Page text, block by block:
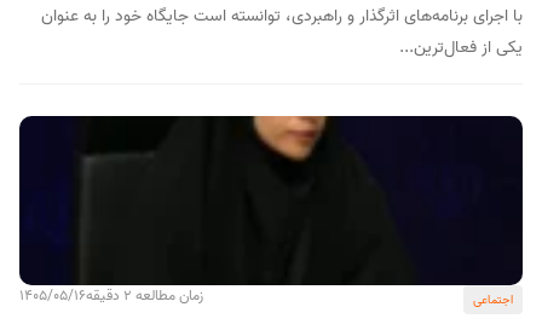
با اجرای برنامه‌های اثرگذار و راهبردی، توانسته است جایگاه خود را به عنوان
یکی از فعال‌ترین...
اجتماعی زمان مطالعه 2 دقیقه 1405/05/16